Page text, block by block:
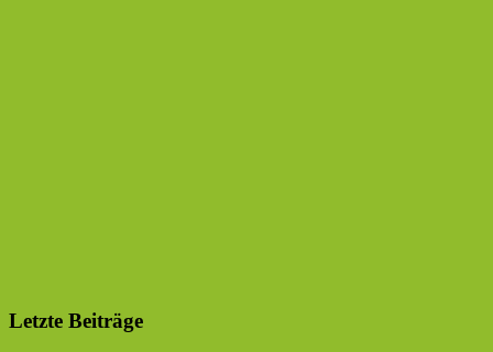
Letzte Beiträge